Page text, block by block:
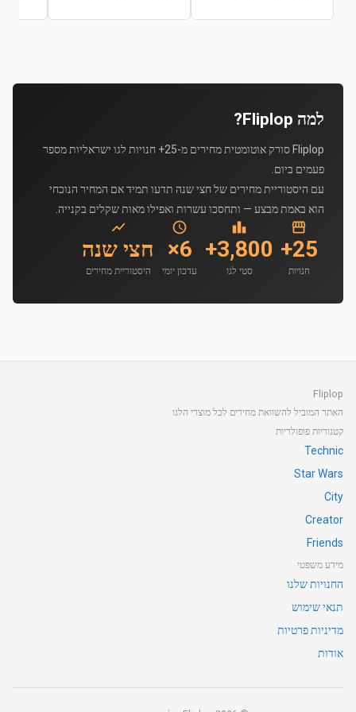
למה Fliplop?
Fliplop סורק אוטומטית מחירים מ-25+ חנויות לגו ישראליות מספר
פעמים ביום.
עם היסטוריית מחירים של חצי שנה תדעו תמיד אם המחיר הנוכחי
הוא באמת מבצע — ותחסכו עשרות ואפילו מאות שקלים בקנייה.
25+
חנויות
3,800+
סטי לגו
6×
עדכון יומי
חצי שנה
היסטוריית מחירים
Fliplop
האתר המוביל להשוואת מחירים לכל מוצרי הלגו
קטגוריות פופולריות
Technic
Star Wars
City
Creator
Friends
מידע משפטי
החנויות שלנו
תנאי שימוש
מדיניות פרטיות
אודות